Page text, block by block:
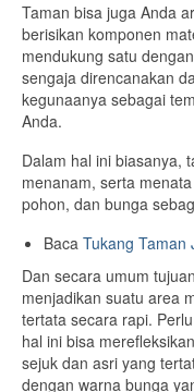
Taman bisa juga Anda
berisikan komponen
mendukung satu
sengaja direncanakan
kegunaanya sebagai
Anda.
Dalam hal ini biasanya,
menanam, serta
pohon, dan bunga
Baca Tukang Taman
Dan secara umum
menjadikan suatu area
tertata secara rapi.
hal ini bisa
sejuk dan asri yang
dengan warna bunga